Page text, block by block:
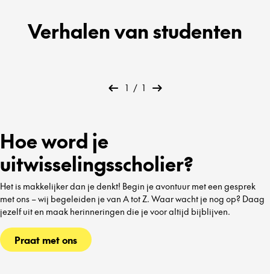
Verhalen van studenten
1 / 1
Hoe word je
uitwisselingsscholier?
Het is makkelijker dan je denkt! Begin je avontuur met een gesprek
met ons – wij begeleiden je van A tot Z. Waar wacht je nog op? Daag
jezelf uit en maak herinneringen die je voor altijd bijblijven.
Praat met ons